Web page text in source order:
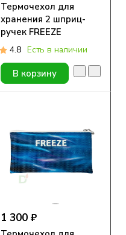
Термочехол для
хранения 2 шприц-
ручек FREEZE
4.8 Есть в наличии
В корзину
1 300 ₽